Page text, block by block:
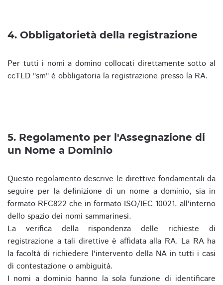
4. Obbligatorietà della registrazione
Per tutti i nomi a domino collocati direttamente sotto al
ccTLD "sm" è obbligatoria la registrazione presso la RA.
5. Regolamento per l'Assegnazione di
un Nome a Dominio
Questo regolamento descrive le direttive fondamentali da
seguire per la definizione di un nome a dominio, sia in
formato RFC822 che in formato ISO/IEC 10021, all'interno
dello spazio dei nomi sammarinesi.
La verifica della rispondenza delle richieste di
registrazione a tali direttive è affidata alla RA. La RA ha
la facoltà di richiedere l'intervento della NA in tutti i casi
di contestazione o ambiguità.
I nomi a dominio hanno la sola funzione di identificare